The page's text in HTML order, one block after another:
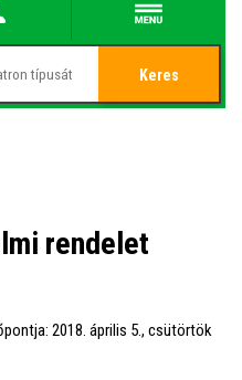
Keres
rendelet
2018. április 5., csütörtök